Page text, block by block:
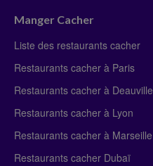
Manger Cacher
Liste des restaurants cacher
Restaurants cacher à Paris
Restaurants cacher à Deauville
Restaurants cacher à Lyon
Restaurants cacher à Marseille
Restaurants cacher Dubaï